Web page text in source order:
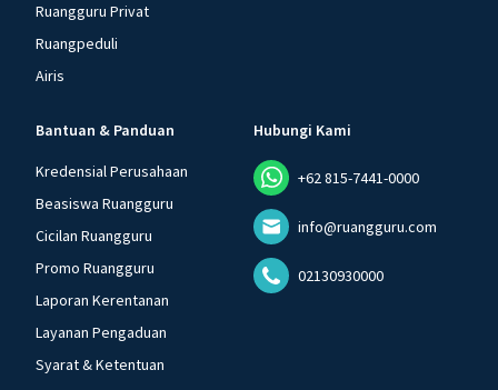
Ruangguru Privat
Ruangpeduli
Airis
Bantuan & Panduan
Kredensial Perusahaan
Beasiswa Ruangguru
Cicilan Ruangguru
Promo Ruangguru
Laporan Kerentanan
Layanan Pengaduan
Syarat & Ketentuan
Hubungi Kami
+62 815-7441-0000
info@ruangguru.com
02130930000